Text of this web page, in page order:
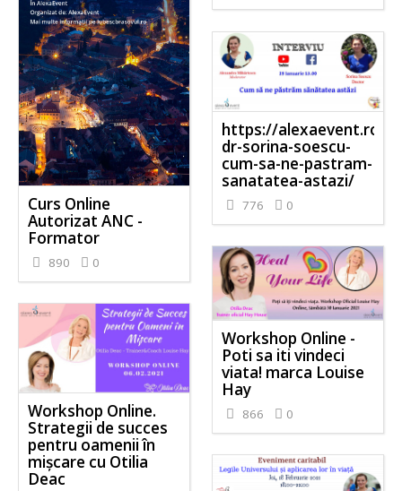
Curs Online
Autorizat ANC -
Formator
890 0
https://alexaevent.ro/
dr-sorina-soescu-
cum-sa-ne-pastram-
sanatatea-astazi/
776 0
Workshop Online -
Poti sa iti vindeci
viata! marca Louise
Hay
866 0
Workshop Online.
Strategii de succes
pentru oamenii în
mișcare cu Otilia
Deac